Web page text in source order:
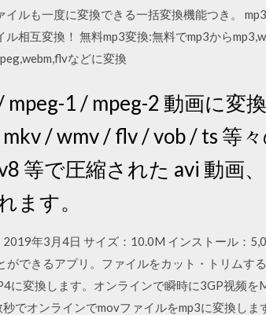
ルも一度に変換できる一括変換機能つき。
相互変換！ 無料mp3変換:無料でmp3から
などに変換
1 / mpeg-2 動画に変
/ wmv / flv / vob / ts 等
等で圧縮された avi 動画
ます。
2019年3月4日 サイズ：10.0M インストール：
できるアプリ。ファイルをカット・トリムす
に変換します。オンラインで瞬時に3GP视频を
でオンラインでmovファイルをmp3に変換し